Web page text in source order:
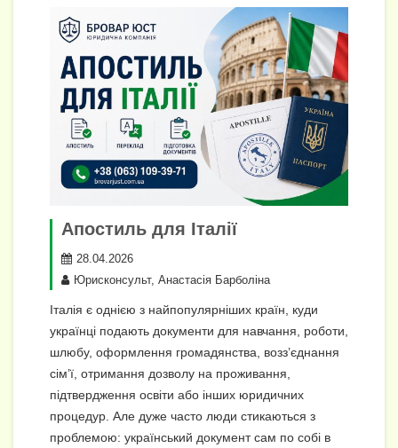
Апостиль для Італії
28.04.2026
Юрисконсульт, Анастасія Барболіна
Італія є однією з найпопулярніших країн, куди
українці подають документи для навчання, роботи,
шлюбу, оформлення громадянства, возз’єднання
сім’ї, отримання дозволу на проживання,
підтвердження освіти або інших юридичних
процедур. Але дуже часто люди стикаються з
проблемою: український документ сам по собі в